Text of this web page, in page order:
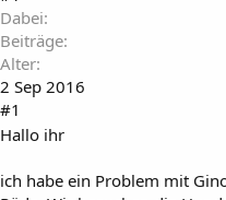
Dabei
Beiträge
Alter
2 Sep 2016
#1
Hallo ihr
ich habe ein Problem mit